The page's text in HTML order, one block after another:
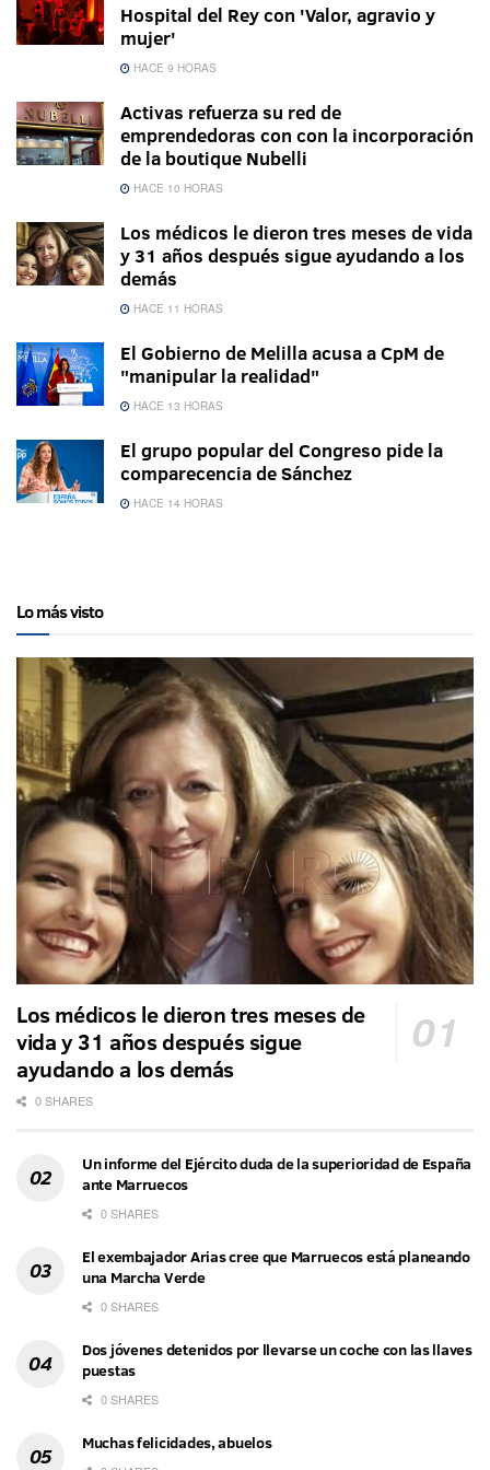
Hospital del Rey con 'Valor, agravio y
mujer'
HACE 9 HORAS
Activas refuerza su red de
emprendedoras con con la incorporación
de la boutique Nubelli
HACE 10 HORAS
Los médicos le dieron tres meses de vida
y 31 años después sigue ayudando a los
demás
HACE 11 HORAS
El Gobierno de Melilla acusa a CpM de
"manipular la realidad"
HACE 13 HORAS
El grupo popular del Congreso pide la
comparecencia de Sánchez
HACE 14 HORAS
Lo más visto
Los médicos le dieron tres meses de
vida y 31 años después sigue
ayudando a los demás
0 SHARES
Un informe del Ejército duda de la superioridad de España
ante Marruecos
0 SHARES
El exembajador Arias cree que Marruecos está planeando
una Marcha Verde
0 SHARES
Dos jóvenes detenidos por llevarse un coche con las llaves
puestas
0 SHARES
Muchas felicidades, abuelos